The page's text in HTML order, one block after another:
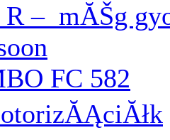
– mĂŠg
FC 582